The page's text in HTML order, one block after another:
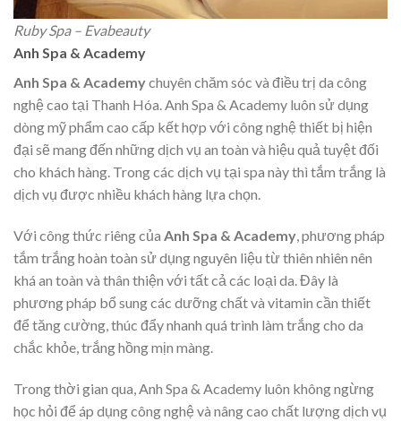
Ruby Spa – Evabeauty
Anh Spa & Academy
Anh Spa & Academychuyên chăm sóc và điều trị da công
nghệ cao tại Thanh Hóa. Anh Spa & Academy luôn sử dụng
dòng mỹ phẩm cao cấp kết hợp với công nghệ thiết bị hiện
đại sẽ mang đến những dịch vụ an toàn và hiệu quả tuyệt đối
cho khách hàng. Trong các dịch vụ tại spa này thì tắm trắng là
dịch vụ được nhiều khách hàng lựa chọn.
Với công thức riêng của Anh Spa & Academy, phương pháp
tắm trắng hoàn toàn sử dụng nguyên liệu từ thiên nhiên nên
khá an toàn và thân thiện với tất cả các loại da. Đây là
phương pháp bổ sung các dưỡng chất và vitamin cần thiết
để tăng cường, thúc đẩy nhanh quá trình làm trắng cho da
chắc khỏe, trắng hồng mịn màng.
Trong thời gian qua, Anh Spa & Academy luôn không ngừng
học hỏi để áp dụng công nghệ và nâng cao chất lượng dịch vụ